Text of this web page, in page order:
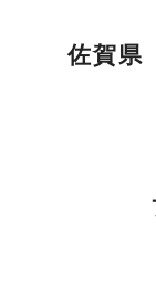
佐賀